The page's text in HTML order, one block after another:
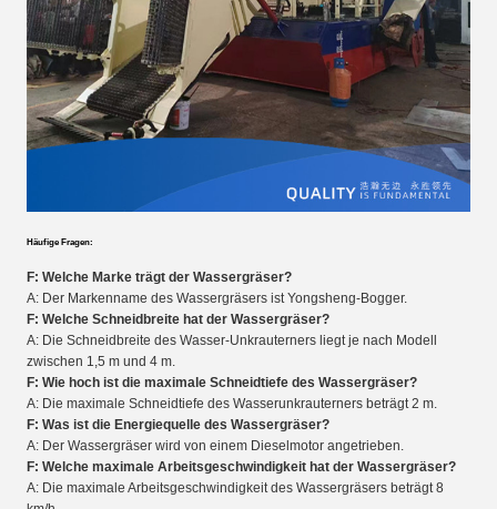
Häufige Fragen:
F: Welche Marke trägt der Wassergräser?
A: Der Markenname des Wassergräsers ist Yongsheng-Bogger.
F: Welche Schneidbreite hat der Wassergräser?
A: Die Schneidbreite des Wasser-Unkrauterners liegt je nach Modell
zwischen 1,5 m und 4 m.
F: Wie hoch ist die maximale Schneidtiefe des Wassergräser?
A: Die maximale Schneidtiefe des Wasserunkrauterners beträgt 2 m.
F: Was ist die Energiequelle des Wassergräser?
A: Der Wassergräser wird von einem Dieselmotor angetrieben.
F: Welche maximale Arbeitsgeschwindigkeit hat der Wassergräser?
A: Die maximale Arbeitsgeschwindigkeit des Wassergräsers beträgt 8